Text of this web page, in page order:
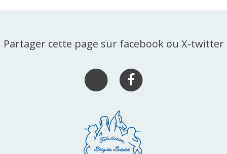
Partager cette page sur facebook ou X-twitter